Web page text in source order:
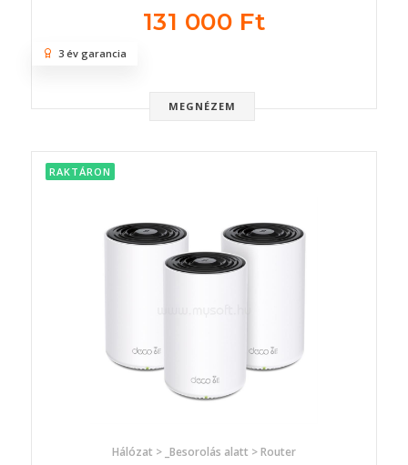
131 000 Ft
MEGNÉZEM
3 év garancia
RAKTÁRON
Hálózat > _Besorolás alatt > Router